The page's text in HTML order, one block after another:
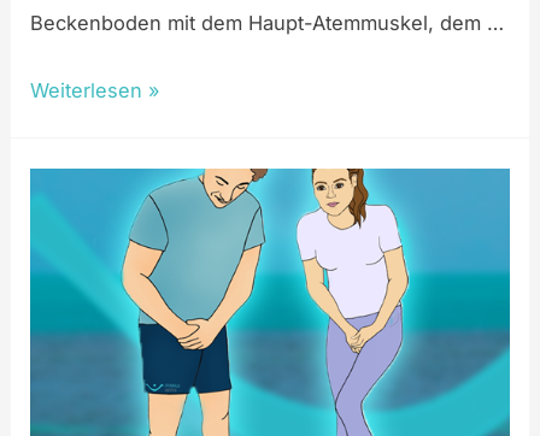
Beckenboden mit dem Haupt-Atemmuskel, dem …
Weiterlesen »